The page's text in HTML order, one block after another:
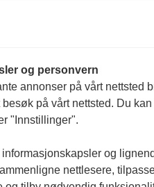
og personvern
annonser på vårt nettsted
på vårt nettsted. Du
"Innstillinger".
og
nettlesere,